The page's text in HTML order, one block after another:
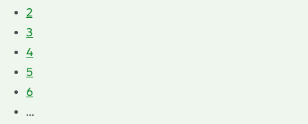
2
3
4
5
6
...